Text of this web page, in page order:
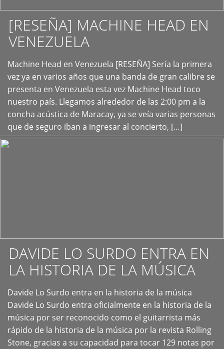
[RESEÑA] MACHINE HEAD EN
VENEZUELA
Machine Head en Venezuela [RESEÑA] Sería la primera
vez ya en varios años que una banda de gran calibre se
presenta en Venezuela esta vez Machine Head toco
nuestro país. Llegamos alrededor de las 2:00 pm a la
concha acústica de Maracay, ya se veía varias personas
que de seguro iban a ingresar al concierto, […]
+
DAVIDE LO SURDO ENTRA EN
LA HISTORIA DE LA MÚSICA
Davide Lo Surdo entra en la historia de la música
Davide Lo Surdo entra oficialmente en la historia de la
música por ser reconocido como el guitarrista más
rápido de la historia de la música por la revista Rolling
Stone, gracias a su capacidad para tocar 129 notas por
+